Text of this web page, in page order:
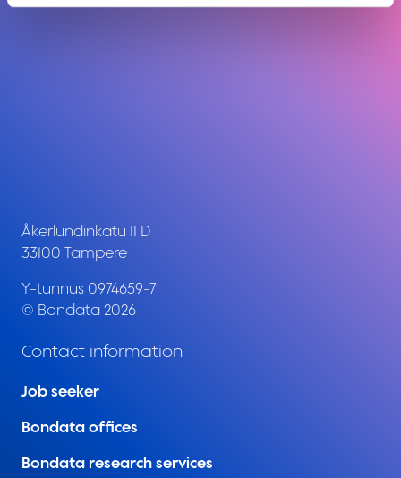
Åkerlundinkatu 11 D
33100 Tampere
Y-tunnus 0974659-7
© Bondata 2026
Contact information
Job seeker
Bondata offices
Bondata research services